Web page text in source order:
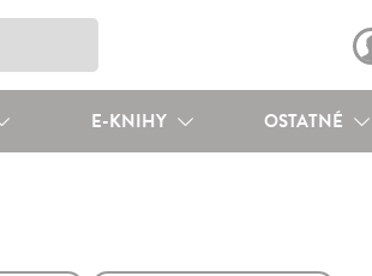
E-KNIHY OSTATNÉ